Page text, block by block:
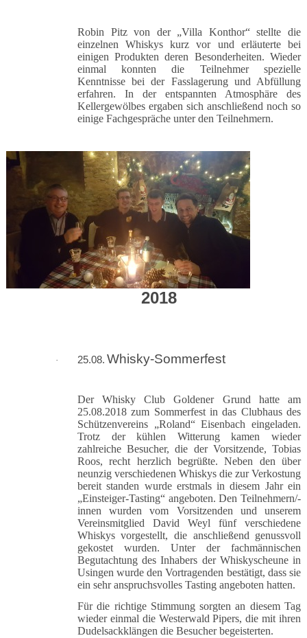
Robin Pitz von der „Villa Konthor“ stellte die
einzelnen Whiskys kurz vor und erläuterte bei
einigen Produkten deren Besonderheiten. Wieder
einmal konnten die Teilnehmer spezielle
Kenntnisse bei der Fasslagerung und Abfüllung
erfahren. In der entspannten Atmosphäre des
Kellergewölbes ergaben sich anschließend noch so
einige Fachgespräche unter den Teilnehmern.
2018
· 25.08. Whisky-Sommerfest
Der Whisky Club Goldener Grund hatte am
25.08.2018 zum Sommerfest in das Clubhaus des
Schützenvereins „Roland“ Eisenbach eingeladen.
Trotz der kühlen Witterung kamen wieder
zahlreiche Besucher, die der Vorsitzende, Tobias
Roos, recht herzlich begrüßte. Neben den über
neunzig verschiedenen Whiskys die zur Verkostung
bereit standen wurde erstmals in diesem Jahr ein
„Einsteiger-Tasting“ angeboten. Den Teilnehmern/-
innen wurden vom Vorsitzenden und unserem
Vereinsmitglied David Weyl fünf verschiedene
Whiskys vorgestellt, die anschließend genussvoll
gekostet wurden. Unter der fachmännischen
Begutachtung des Inhabers der Whiskyscheune in
Usingen wurde den Vortragenden bestätigt, dass sie
ein sehr anspruchsvolles Tasting angeboten hatten.
Für die richtige Stimmung sorgten an diesem Tag
wieder einmal die Westerwald Pipers, die mit ihren
Dudelsackklängen die Besucher begeisterten.